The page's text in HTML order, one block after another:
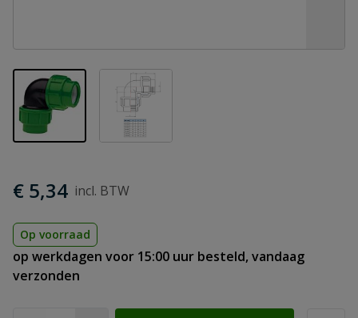
View larger imageView larger image
€ 5,34
Op voorraad
op werkdagen voor 15:00 uur besteld, vandaag
verzonden